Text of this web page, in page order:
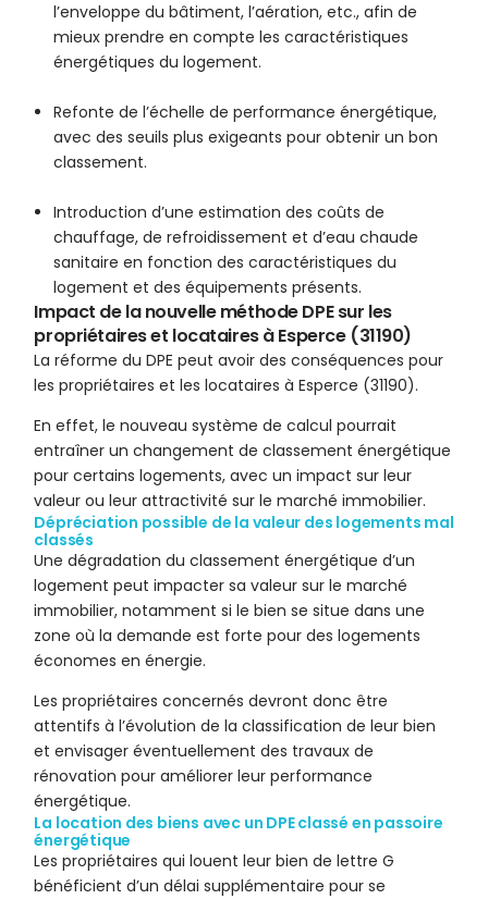
l’enveloppe du bâtiment, l’aération, etc., afin de
mieux prendre en compte les caractéristiques
énergétiques du logement.
Refonte de l’échelle de performance énergétique,
avec des seuils plus exigeants pour obtenir un bon
classement.
Introduction d’une estimation des coûts de
chauffage, de refroidissement et d’eau chaude
sanitaire en fonction des caractéristiques du
logement et des équipements présents.
Impact de la nouvelle méthode DPE sur les
propriétaires et locataires à Esperce (31190)
La réforme du DPE peut avoir des conséquences pour
les propriétaires et les locataires à Esperce (31190).
En effet, le nouveau système de calcul pourrait
entraîner un changement de classement énergétique
pour certains logements, avec un impact sur leur
valeur ou leur attractivité sur le marché immobilier.
Dépréciation possible de la valeur des logements mal
classés
Une dégradation du classement énergétique d’un
logement peut impacter sa valeur sur le marché
immobilier, notamment si le bien se situe dans une
zone où la demande est forte pour des logements
économes en énergie.
Les propriétaires concernés devront donc être
attentifs à l’évolution de la classification de leur bien
et envisager éventuellement des travaux de
rénovation pour améliorer leur performance
énergétique.
La location des biens avec un DPE classé en passoire
énergétique
Les propriétaires qui louent leur bien de lettre G
bénéficient d’un délai supplémentaire pour se